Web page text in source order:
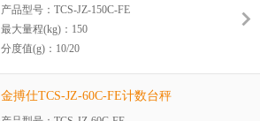
码可选配蓝牙2.0或4.0传输距离远、USB、继
电器、RELAY、RS-232（含RTC）
产品型号：TCS-JZ-150C-FE
最大量程(kg)：150
分度值(g)：10/20
打印机配置：微型打印机、热敏标签打印机
金搏仕TCS-JZ-60C-FE计数台秤